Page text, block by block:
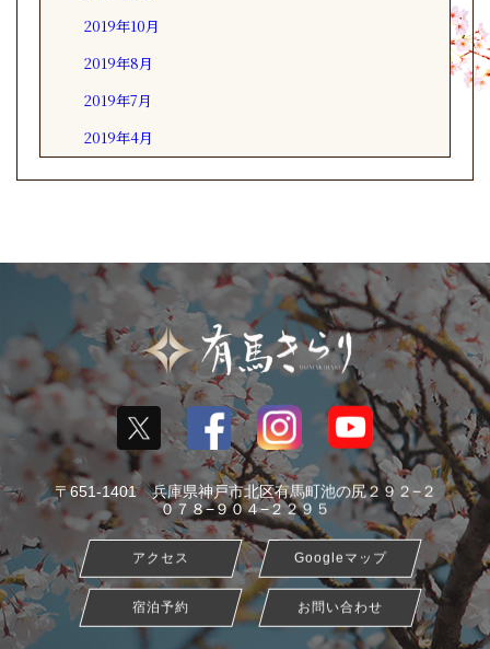
2019年10月
2019年8月
2019年7月
2019年4月
〒651-1401 兵庫県神戸市北区有馬町池の尻２９２−２
０７８−９０４−２２９５
アクセス Googleマップ
宿泊予約 お問い合わせ